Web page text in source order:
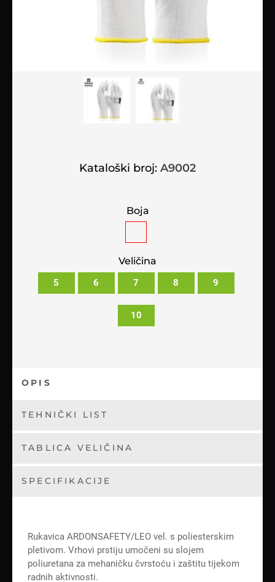
Kataloški broj: A9002
Boja
Veličina
5 6 7 8 9
10
OPIS
TEHNIČKI LIST
TABLICA VELIČINA
SPECIFIKACIJE
Rukavica ARDONSAFETY/LEO vel. s poliesterskim
pletivom. Vrhovi prstiju umočeni su slojem
poliuretana za mehaničku čvrstoću i zaštitu tijekom
radnih aktivnosti.